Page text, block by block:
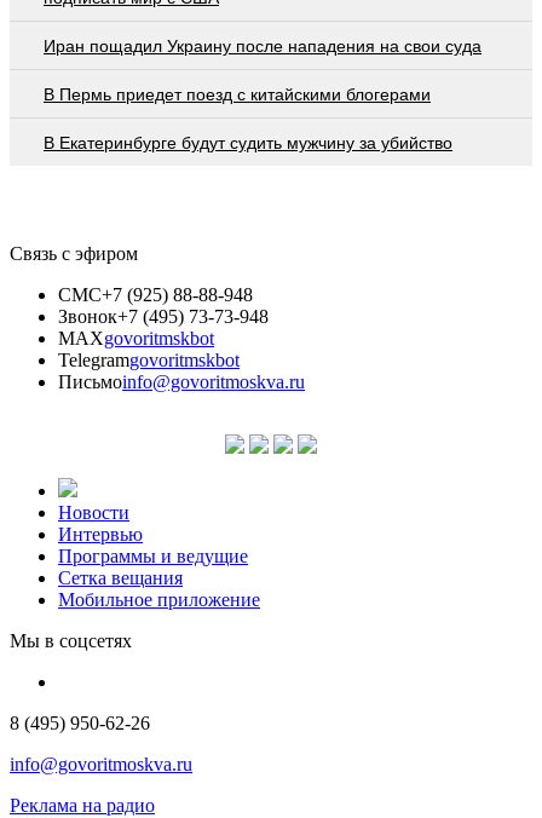
Иран пощадил Украину после нападения на свои суда
В Пермь приедет поезд с китайскими блогерами
В Екатеринбурге будут судить мужчину за убийство
Связь с эфиром
СМС+7 (925) 88-88-948
Звонок+7 (495) 73-73-948
MAXgovoritmskbot
Telegramgovoritmskbot
Письмоinfo@govoritmoskva.ru
Новости
Интервью
Программы и ведущие
Сетка вещания
Мобильное приложение
Мы в соцсетях
8 (495) 950-62-26
info@govoritmoskva.ru
Реклама на радио